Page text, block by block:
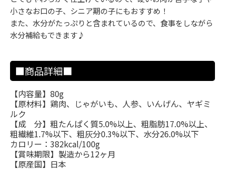
小さなお口の子、シニア期の子にもおすすめ！
また、水分がたっぷりと含まれているので、食事をしながら
水分補給もできます♪
■商品詳細■
【内容量】80g
【原材料】鶏肉、じゃがいも、人参、いんげん、ヤギミ
ルク
【成 分】粗たんぱく質5.0%以上、粗脂肪17.0%以上、
粗繊維1.7%以下、粗灰分0.3%以下、水分26.0%以下
カロリー：382kcal/100g
【賞味期限】製造から12ヶ月
【原産国】日本